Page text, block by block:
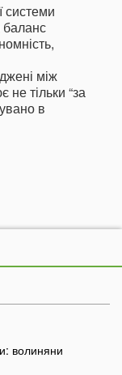
системи
баланс
між
тільки “за
в
волиняни